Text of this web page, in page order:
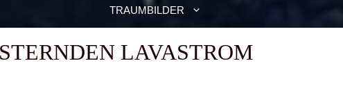
TRAUM­BIL­DER
LAVA­STROM